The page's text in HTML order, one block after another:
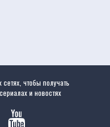
чтобы получать
и новостях